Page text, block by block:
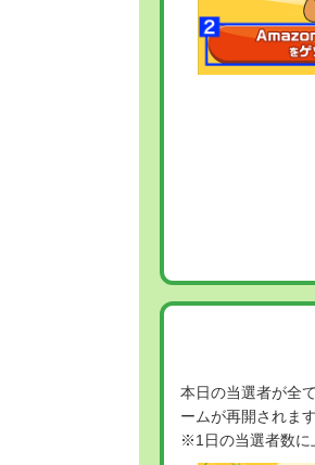
本日の当選者が全
ームが再開されます
※1日の当選者数に